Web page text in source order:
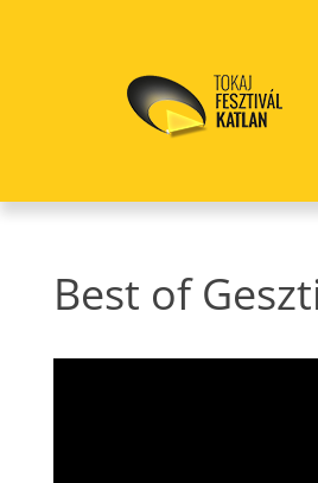
Best of